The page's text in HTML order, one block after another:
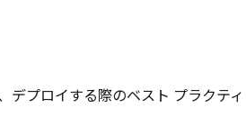
デプロイする際のベスト プラクティ